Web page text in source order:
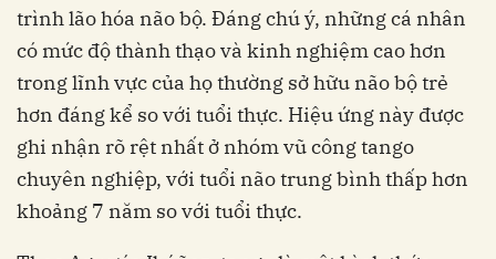
trình lão hóa não bộ. Đáng chú ý, những cá nhân
có mức độ thành thạo và kinh nghiệm cao hơn
trong lĩnh vực của họ thường sở hữu não bộ trẻ
hơn đáng kể so với tuổi thực. Hiệu ứng này được
ghi nhận rõ rệt nhất ở nhóm vũ công tango
chuyên nghiệp, với tuổi não trung bình thấp hơn
khoảng 7 năm so với tuổi thực.